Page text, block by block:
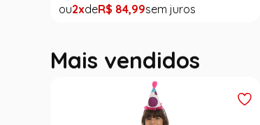
2 R$ 84,99
Mais vendidos